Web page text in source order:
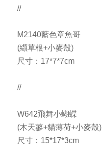
//
M2140藍色章魚哥
(纈草根+小麥殼)
尺寸：17*7*7cm
//
W642飛舞小蝴蝶
(木天蓼+貓薄荷+小麥殼)
尺寸：15*17*3cm